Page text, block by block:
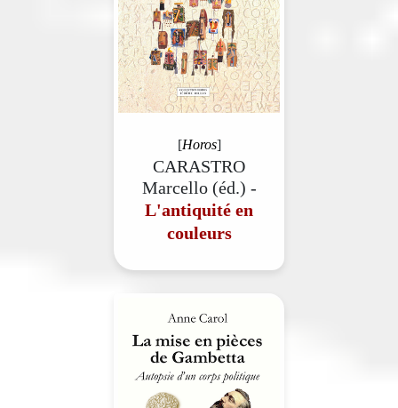
[Horos]
CARASTRO
Marcello (éd.) -
L'antiquité en
couleurs